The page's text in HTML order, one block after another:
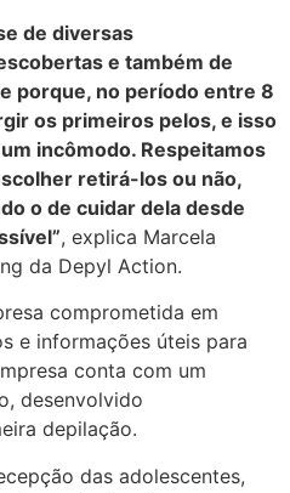
de diversas
e também de
porque, no período entre 8
os primeiros pelos, e isso
incômodo. Respeitamos
retirá-los ou não,
o de cuidar dela desde
, explica Marcela
da Depyl Action.
comprometida em
e informações úteis para
conta com um
desenvolvido
depilação.
das adolescentes,